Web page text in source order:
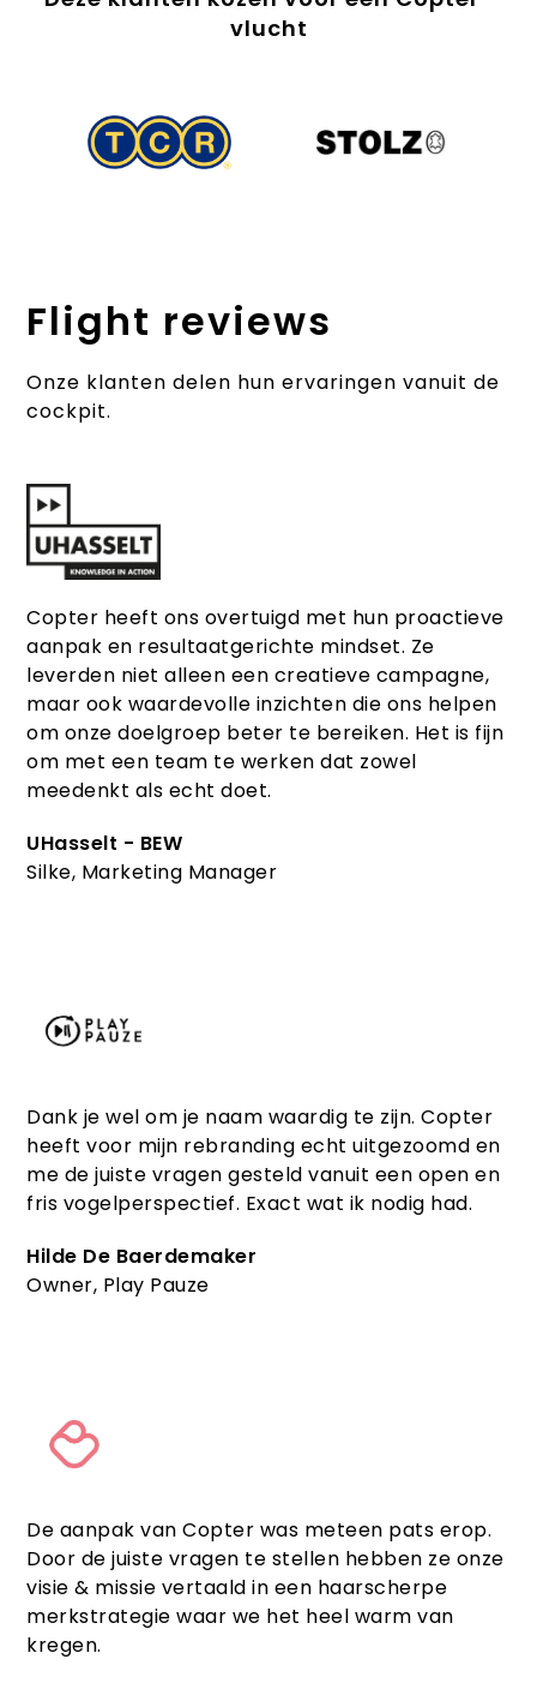
vlucht
Flight reviews
Onze klanten delen hun ervaringen vanuit de
cockpit.
Copter heeft ons overtuigd met hun proactieve
aanpak en resultaatgerichte mindset. Ze
leverden niet alleen een creatieve campagne,
maar ook waardevolle inzichten die ons helpen
om onze doelgroep beter te bereiken. Het is fijn
om met een team te werken dat zowel
meedenkt als echt doet.
UHasselt - BEW
Silke, Marketing Manager
Dank je wel om je naam waardig te zijn. Copter
heeft voor mijn rebranding echt uitgezoomd en
me de juiste vragen gesteld vanuit een open en
fris vogelperspectief. Exact wat ik nodig had.
Hilde De Baerdemaker
Owner, Play Pauze
De aanpak van Copter was meteen pats erop.
Door de juiste vragen te stellen hebben ze onze
visie & missie vertaald in een haarscherpe
merkstrategie waar we het heel warm van
kregen.